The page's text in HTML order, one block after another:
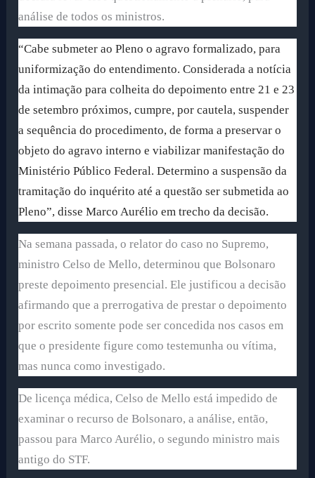
análise de todos os ministros.
“Cabe submeter ao Pleno o agravo formalizado, para
uniformização do entendimento. Considerada a notícia
da intimação para colheita do depoimento entre 21 e 23
de setembro próximos, cumpre, por cautela, suspender
a sequência do procedimento, de forma a preservar o
objeto do agravo interno e viabilizar manifestação do
Ministério Público Federal. Determino a suspensão da
tramitação do inquérito até a questão ser submetida ao
Pleno”, disse Marco Aurélio em trecho da decisão.
Na semana passada, o relator do caso no Supremo,
ministro Celso de Mello, determinou que Bolsonaro
preste depoimento presencial. Ele justificou a decisão
afirmando que a prerrogativa de prestar o depoimento
por escrito somente pode ser concedida nos casos em
que o presidente figure como testemunha ou vítima,
mas nunca como investigado.
De licença médica, Celso de Mello está impedido de
examinar o recurso de Bolsonaro, a análise, então,
passou para Marco Aurélio, o segundo ministro mais
antigo do STF.